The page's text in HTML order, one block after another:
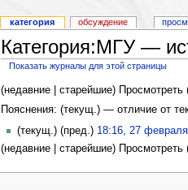
Категория:МГУ —
Показать журналы для этой страницы
(недавние | старейшие)
Пояснения: (текущ.) — отличие от
(текущ.) (пред.) 18:16, 27
(недавние | старейшие)
категория обсуждение